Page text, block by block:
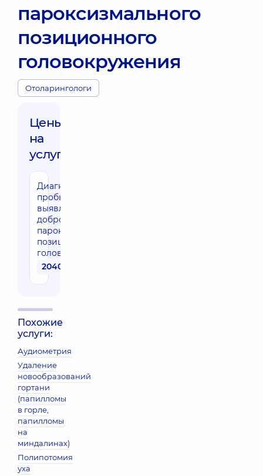
пароксизмального
позиционного
головокружения
Отоларингологи
Цены
на
услуги:
Диагностические
пробы для
выявления
доброкачественного
пароксизмального
позиционного
головокружения
2040 грн
Похожие
услуги:
Аудиометрия
Удаление
новообразований
гортани
(папилломы
в горле,
папилломы
на
миндалинах)
Полипотомия
уха